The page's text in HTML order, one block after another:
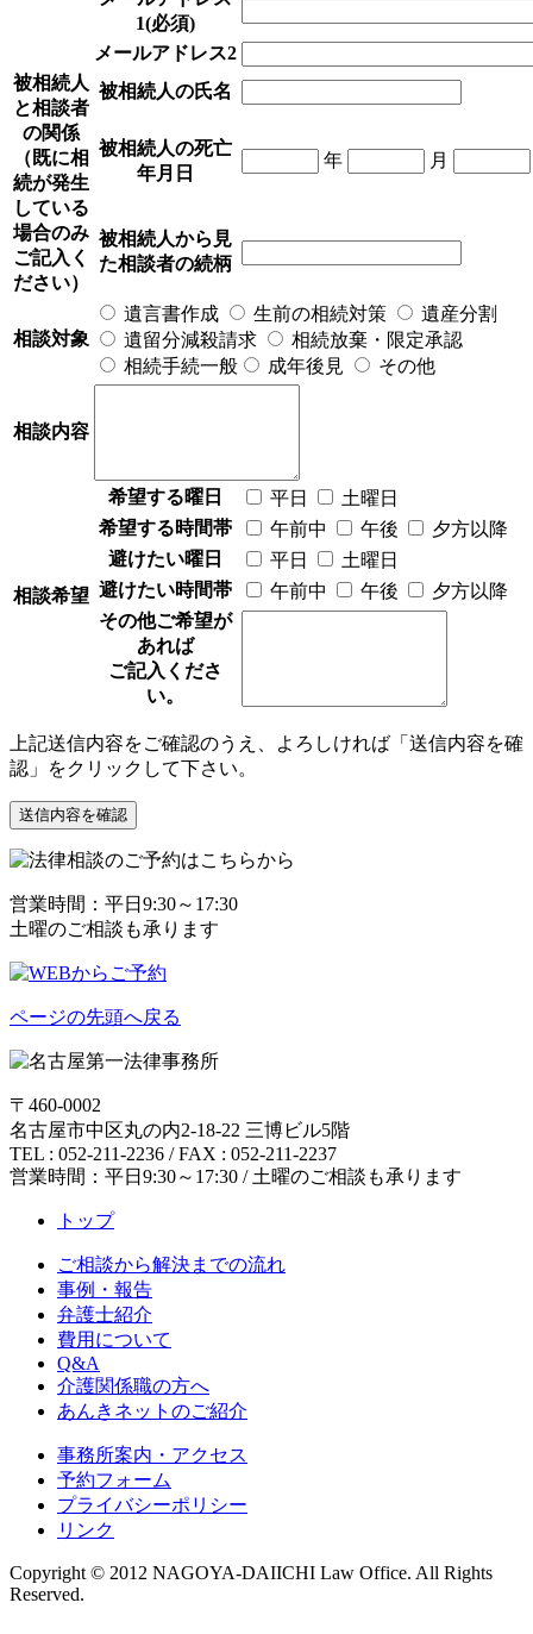
1(必須)
メールアドレス2
被相続人
と相談者
の関係
（既に相
続が発生
している
場合のみ
ご記入く
ださい）
被相続人の氏名
被相続人の死亡
年月日
年 月
被相続人から見
た相談者の続柄
相談対象
遺言書作成 生前の相続対策
遺産分割
遺留分減殺請求
相続放棄・限定承認
相続手続一般
成年後見 その他
相談内容
相談希望
希望する曜日 平日
土曜日
希望する時間帯
午前中 午後
夕方以降
避けたい曜日
平日
土曜日
避けたい時間帯
午前中 午後
夕方以降
その他ご希望が
あれば
ご記入くださ
い。
上記送信内容をご確認のうえ、よろしければ「送信内容を確
認」をクリックして下さい。
営業時間：平日9:30～17:30
土曜のご相談も承ります
ページの先頭へ戻る
〒460-0002
名古屋市中区丸の内2-18-22 三博ビル5階
TEL : 052-211-2236 / FAX : 052-211-2237
営業時間：平日9:30～17:30 / 土曜のご相談も承ります
トップ
ご相談から解決までの流れ
事例・報告
弁護士紹介
費用について
Q&A
介護関係職の方へ
あんきネットのご紹介
事務所案内・アクセス
予約フォーム
プライバシーポリシー
リンク
Copyright © 2012 NAGOYA-DAIICHI Law Office. All Rights
Reserved.